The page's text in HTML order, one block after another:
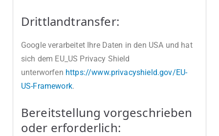
Drittlandtransfer:
Google verarbeitet Ihre Daten in den USA und hat
sich dem EU_US Privacy Shield
unterworfen https://www.privacyshield.gov/EU-
US-Framework.
Bereitstellung vorgeschrieben
oder erforderlich: